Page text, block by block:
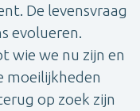
De levensvraag
evolueren.
wie we nu zijn en
moeilijkheden
op zoek zijn